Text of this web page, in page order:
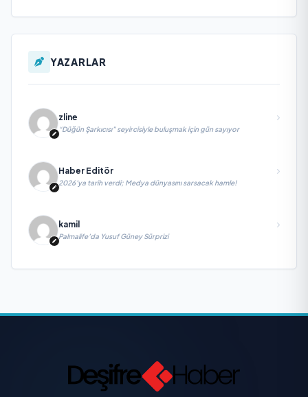
YAZARLAR
zline
“Düğün Şarkıcısı” seyircisiyle buluşmak için gün sayıyor
Haber Editör
2026’ya tarih verdi; Medya dünyasını sarsacak hamle!
kamil
Palmalife’da Yusuf Güney Sürprizi